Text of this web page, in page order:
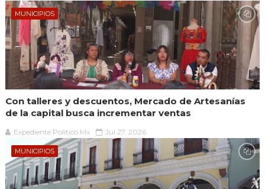
MUNICIPIOS
Con talleres y descuentos, Mercado de Artesanías
de la capital busca incrementar ventas
Expediente Político.Mx Jul 27, 2026
MUNICIPIOS